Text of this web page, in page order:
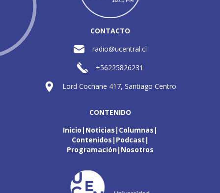
CONTACTO
radio@ucentral.cl
+56225826231
Lord Cochane 417, Santiago Centro
CONTENIDO
Inicio Noticias Columnas
Contenidos Podcast
Programación Nosotros